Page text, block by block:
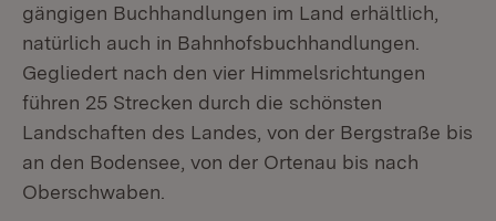
gängigen Buchhandlungen im Land erhältlich,
natürlich auch in Bahnhofsbuchhandlungen.
Gegliedert nach den vier Himmelsrichtungen
führen 25 Strecken durch die schönsten
Landschaften des Landes, von der Bergstraße bis
an den Bodensee, von der Ortenau bis nach
Oberschwaben.